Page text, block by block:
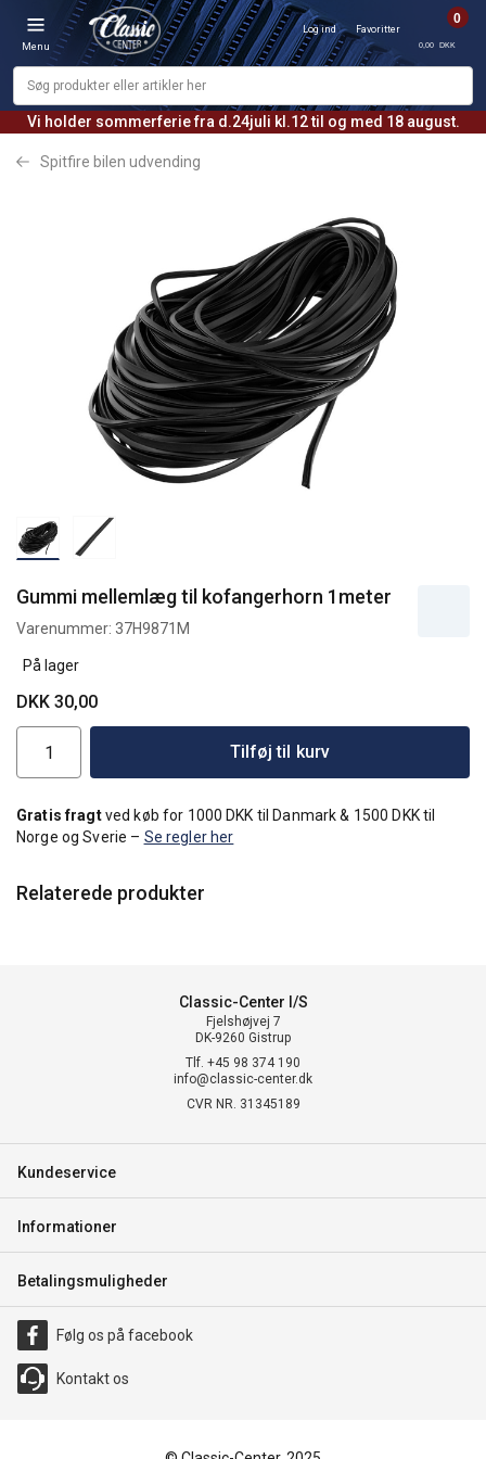
Vi holder sommerferie fra d.24juli kl.12 til og med 18 august.
Menu
Log ind Favoritter
0
0,00 DKK
Spitfire bilen udvending
Gummi mellemlæg til kofangerhorn 1meter
Varenummer: 37H9871M
På lager
DKK 30,00
Tilføj til kurv
Gratis fragtved køb for 1000 DKK til Danmark & 1500 DKK til
Norge og Sverie – Se regler her
Relaterede produkter
Classic-Center I/S
Fjelshøjvej 7
DK-9260 Gistrup
Tlf. +45 98 374 190
info@classic-center.dk
CVR NR. 31345189
Kundeservice
Informationer
Betalingsmuligheder
Følg os på facebook
Kontakt os